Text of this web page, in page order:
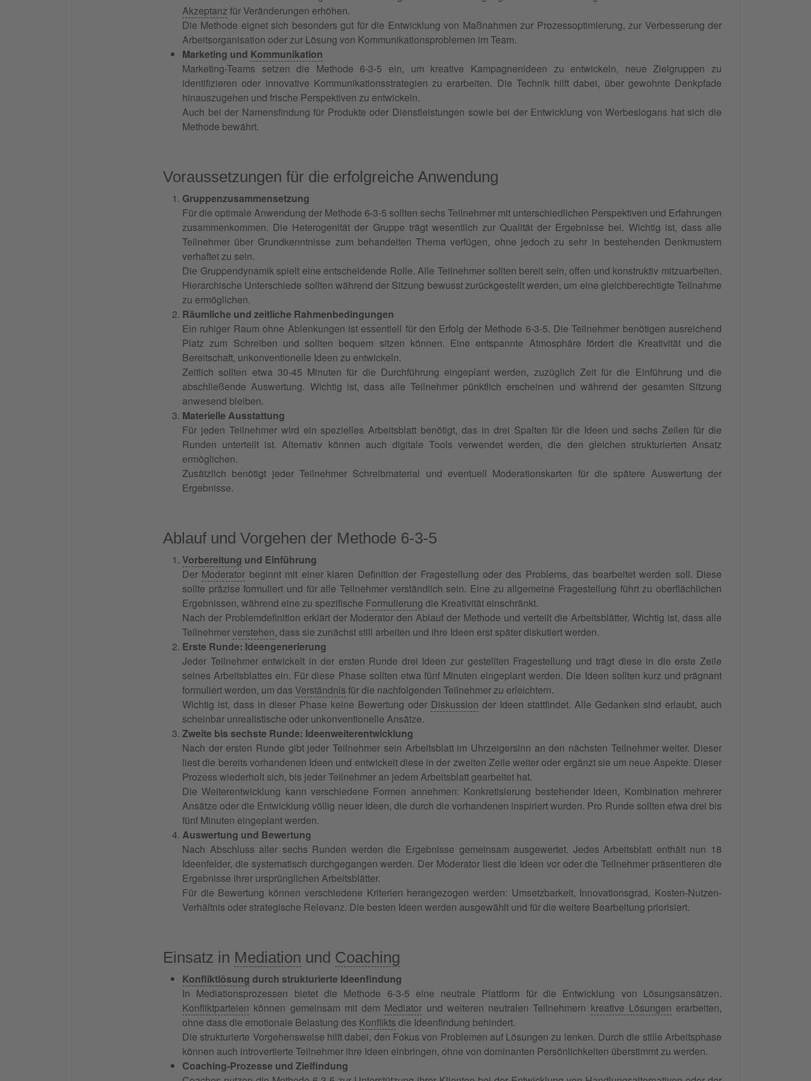
Akzeptanz für Veränderungen erhöhen.
Die Methode eignet sich besonders gut für die Entwicklung von Maßnahmen zur Prozessoptimierung, zur Verbesserung der
Arbeitsorganisation oder zur Lösung von Kommunikationsproblemen im Team.
Marketing und Kommunikation
Marketing-Teams setzen die Methode 6-3-5 ein, um kreative Kampagnenideen zu entwickeln, neue Zielgruppen zu
identifizieren oder innovative Kommunikationsstrategien zu erarbeiten. Die Technik hilft dabei, über gewohnte Denkpfade
hinauszugehen und frische Perspektiven zu entwickeln.
Auch bei der Namensfindung für Produkte oder Dienstleistungen sowie bei der Entwicklung von Werbeslogans hat sich die
Methode bewährt.
Voraussetzungen für die erfolgreiche Anwendung
Gruppenzusammensetzung
Für die optimale Anwendung der Methode 6-3-5 sollten sechs Teilnehmer mit unterschiedlichen Perspektiven und Erfahrungen
zusammenkommen. Die Heterogenität der Gruppe trägt wesentlich zur Qualität der Ergebnisse bei. Wichtig ist, dass alle
Teilnehmer über Grundkenntnisse zum behandelten Thema verfügen, ohne jedoch zu sehr in bestehenden Denkmustern
verhaftet zu sein.
Die Gruppendynamik spielt eine entscheidende Rolle. Alle Teilnehmer sollten bereit sein, offen und konstruktiv mitzuarbeiten.
Hierarchische Unterschiede sollten während der Sitzung bewusst zurückgestellt werden, um eine gleichberechtigte Teilnahme
zu ermöglichen.
Räumliche und zeitliche Rahmenbedingungen
Ein ruhiger Raum ohne Ablenkungen ist essentiell für den Erfolg der Methode 6-3-5. Die Teilnehmer benötigen ausreichend
Platz zum Schreiben und sollten bequem sitzen können. Eine entspannte Atmosphäre fördert die Kreativität und die
Bereitschaft, unkonventionelle Ideen zu entwickeln.
Zeitlich sollten etwa 30-45 Minuten für die Durchführung eingeplant werden, zuzüglich Zeit für die Einführung und die
abschließende Auswertung. Wichtig ist, dass alle Teilnehmer pünktlich erscheinen und während der gesamten Sitzung
anwesend bleiben.
Materielle Ausstattung
Für jeden Teilnehmer wird ein spezielles Arbeitsblatt benötigt, das in drei Spalten für die Ideen und sechs Zeilen für die
Runden unterteilt ist. Alternativ können auch digitale Tools verwendet werden, die den gleichen strukturierten Ansatz
ermöglichen.
Zusätzlich benötigt jeder Teilnehmer Schreibmaterial und eventuell Moderationskarten für die spätere Auswertung der
Ergebnisse.
Ablauf und Vorgehen der Methode 6-3-5
Vorbereitung und Einführung
Der Moderator beginnt mit einer klaren Definition der Fragestellung oder des Problems, das bearbeitet werden soll. Diese
sollte präzise formuliert und für alle Teilnehmer verständlich sein. Eine zu allgemeine Fragestellung führt zu oberflächlichen
Ergebnissen, während eine zu spezifische Formulierung die Kreativität einschränkt.
Nach der Problemdefinition erklärt der Moderator den Ablauf der Methode und verteilt die Arbeitsblätter. Wichtig ist, dass alle
Teilnehmerverstehen, dass sie zunächst still arbeiten und ihre Ideen erst später diskutiert werden.
Erste Runde: Ideengenerierung
Jeder Teilnehmer entwickelt in der ersten Runde drei Ideen zur gestellten Fragestellung und trägt diese in die erste Zeile
seines Arbeitsblattes ein. Für diese Phase sollten etwa fünf Minuten eingeplant werden. Die Ideen sollten kurz und prägnant
formuliert werden, um das Verständnis für die nachfolgenden Teilnehmer zu erleichtern.
Wichtig ist, dass in dieser Phase keine Bewertung oder Diskussion der Ideen stattfindet. Alle Gedanken sind erlaubt, auch
scheinbar unrealistische oder unkonventionelle Ansätze.
Zweite bis sechste Runde: Ideenweiterentwicklung
Nach der ersten Runde gibt jeder Teilnehmer sein Arbeitsblatt im Uhrzeigersinn an den nächsten Teilnehmer weiter. Dieser
liest die bereits vorhandenen Ideen und entwickelt diese in der zweiten Zeile weiter oder ergänzt sie um neue Aspekte. Dieser
Prozess wiederholt sich, bis jeder Teilnehmer an jedem Arbeitsblatt gearbeitet hat.
Die Weiterentwicklung kann verschiedene Formen annehmen: Konkretisierung bestehender Ideen, Kombination mehrerer
Ansätze oder die Entwicklung völlig neuer Ideen, die durch die vorhandenen inspiriert wurden. Pro Runde sollten etwa drei bis
fünf Minuten eingeplant werden.
Auswertung und Bewertung
Nach Abschluss aller sechs Runden werden die Ergebnisse gemeinsam ausgewertet. Jedes Arbeitsblatt enthält nun 18
Ideenfelder, die systematisch durchgegangen werden. Der Moderator liest die Ideen vor oder die Teilnehmer präsentieren die
Ergebnisse ihrer ursprünglichen Arbeitsblätter.
Für die Bewertung können verschiedene Kriterien herangezogen werden: Umsetzbarkeit, Innovationsgrad, Kosten-Nutzen-
Verhältnis oder strategische Relevanz. Die besten Ideen werden ausgewählt und für die weitere Bearbeitung priorisiert.
Einsatz in Mediation und Coaching
Konfliktlösung durch strukturierte Ideenfindung
In Mediationsprozessen bietet die Methode 6-3-5 eine neutrale Plattform für die Entwicklung von Lösungsansätzen.
Konfliktparteien können gemeinsam mit dem Mediator und weiteren neutralen Teilnehmern kreative Lösungen erarbeiten,
ohne dass die emotionale Belastung des Konflikts die Ideenfindung behindert.
Die strukturierte Vorgehensweise hilft dabei, den Fokus von Problemen auf Lösungen zu lenken. Durch die stille Arbeitsphase
können auch introvertierte Teilnehmer ihre Ideen einbringen, ohne von dominanten Persönlichkeiten überstimmt zu werden.
Coaching-Prozesse und Zielfindung